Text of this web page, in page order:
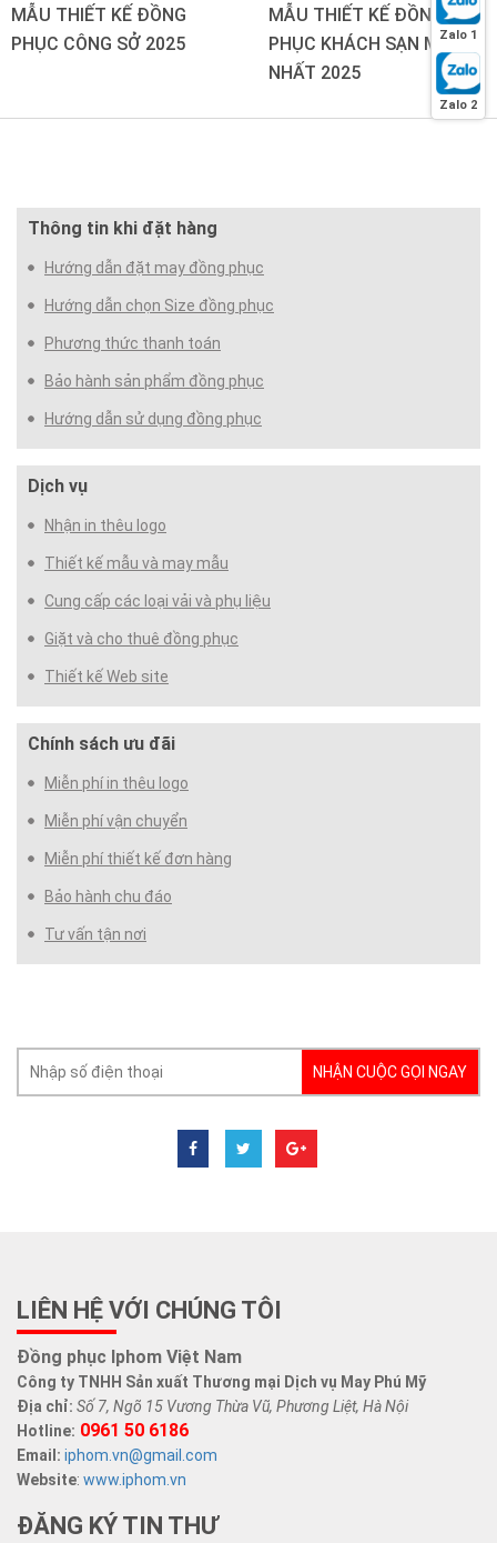
MẪU THIẾT KẾ ĐỒNG
PHỤC CÔNG SỞ 2025
MẪU THIẾT KẾ ĐỒNG
PHỤC KHÁCH SẠN MỚI
NHẤT 2025
Thông tin khi đặt hàng
Hướng dẫn đặt may đồng phục
Hướng dẫn chọn Size đồng phục
Phương thức thanh toán
Bảo hành sản phẩm đồng phục
Hướng dẫn sử dụng đồng phục
Dịch vụ
Nhận in thêu logo
Thiết kế mẫu và may mẫu
Cung cấp các loại vải và phụ liệu
Giặt và cho thuê đồng phục
Thiết kế Web site
Chính sách ưu đãi
Miễn phí in thêu logo
Miễn phí vận chuyển
Miễn phí thiết kế đơn hàng
Bảo hành chu đáo
Tư vấn tận nơi
NHẬN CUỘC GỌI NGAY
LIÊN HỆ VỚI CHÚNG TÔI
Đồng phục Iphom Việt Nam
Công ty TNHH Sản xuất Thương mại Dịch vụ May Phú Mỹ
Địa chỉ: Số 7, Ngõ 15 Vương Thừa Vũ, Phương Liệt, Hà Nội
Hotline: 0961 50 6186
Email: iphom.vn@gmail.com
Website: www.iphom.vn
ĐĂNG KÝ TIN THƯ
Zalo 1
Zalo 2